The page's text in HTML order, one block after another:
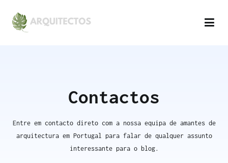
Contactos
Entre em contacto direto com a nossa equipa de amantes de
arquitectura em Portugal para falar de qualquer assunto
interessante para o blog.